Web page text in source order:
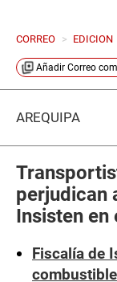
CORREO > EDICION
Añadir Correo
AREQUIPA
perjudican
Insisten en
Fiscalía de